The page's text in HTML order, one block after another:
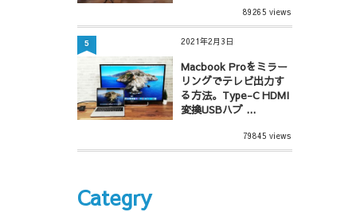
89265 views
2021年2月3日
Macbook Proをミラー
リングでテレビ出力す
る方法。Type-C HDMI
変換USBハブ ...
79845 views
5
Categry